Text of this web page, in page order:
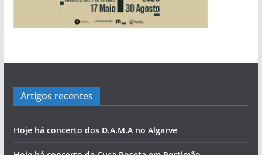
Artigos recentes
Hoje há concerto dos D.A.M.A no Algarve